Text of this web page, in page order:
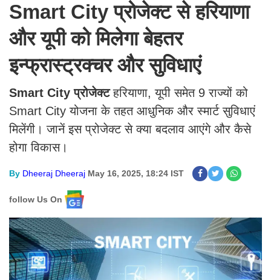
Smart City प्रोजेक्ट से हरियाणा
और यूपी को मिलेगा बेहतर
इन्फ्रास्ट्रक्चर और सुविधाएं
Smart City प्रोजेक्टहरियाणा, यूपी समेत 9 राज्यों को
Smart City योजना के तहत आधुनिक और स्मार्ट सुविधाएं
मिलेंगी। जानें इस प्रोजेक्ट से क्या बदलाव आएंगे और कैसे
होगा विकास।
By Dheeraj Dheeraj May 16, 2025, 18:24 IST
follow Us On